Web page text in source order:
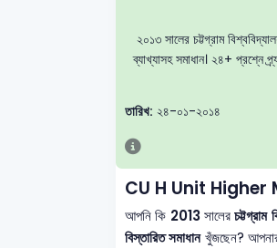
২০১৩ সালের চট্টগ্রাম
ব্যাখ্যাসহ সমাধান। ২৪+ প্রশ্নে
তারিখ: ২৪-০১-২০১৪
CU H Unit
আপনি কি 2013সালের
বিস্তারিত সমাধানখুঁজছেন?